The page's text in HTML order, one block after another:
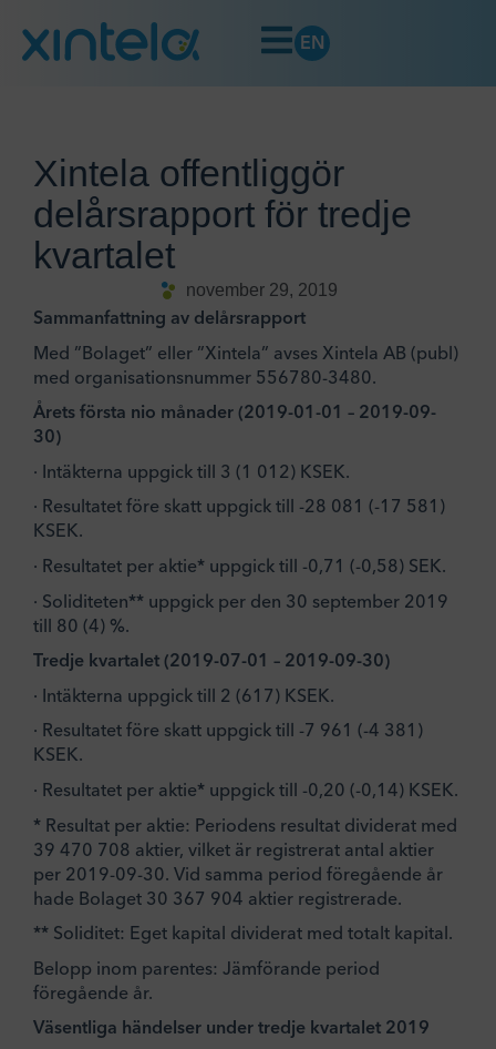
EN
Xintela offentliggör
delårsrapport för tredje
kvartalet
november 29, 2019
Sammanfattning av delårsrapport
Med ”Bolaget” eller ”Xintela” avses Xintela AB (publ)
med organisationsnummer 556780-3480.
Årets första nio månader (2019-01-01 – 2019-09-
30)
· Intäkterna uppgick till 3 (1 012) KSEK.
· Resultatet före skatt uppgick till -28 081 (-17 581)
KSEK.
· Resultatet per aktie* uppgick till -0,71 (-0,58) SEK.
· Soliditeten** uppgick per den 30 september 2019
till 80 (4) %.
Tredje kvartalet (2019-07-01 – 2019-09-30)
· Intäkterna uppgick till 2 (617) KSEK.
· Resultatet före skatt uppgick till -7 961 (-4 381)
KSEK.
· Resultatet per aktie* uppgick till -0,20 (-0,14) KSEK.
* Resultat per aktie: Periodens resultat dividerat med
39 470 708 aktier, vilket är registrerat antal aktier
per 2019-09-30. Vid samma period föregående år
hade Bolaget 30 367 904 aktier registrerade.
** Soliditet: Eget kapital dividerat med totalt kapital.
Belopp inom parentes: Jämförande period
föregående år.
Väsentliga händelser under tredje kvartalet 2019